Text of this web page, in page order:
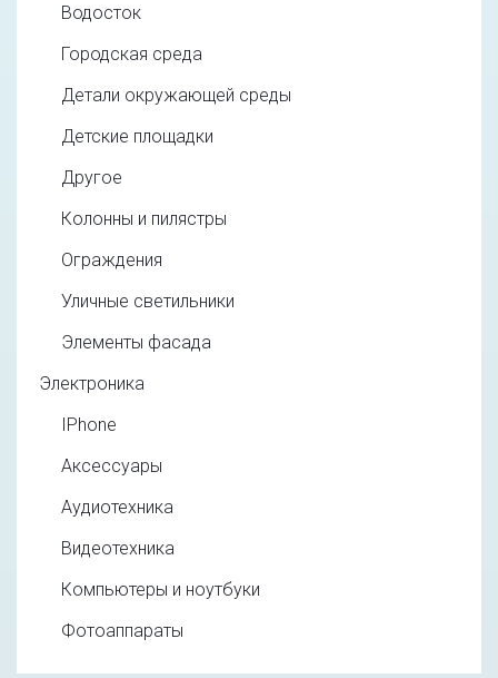
Водосток
Городская среда
Детали окружающей среды
Детские площадки
Другое
Колонны и пилястры
Ограждения
Уличные светильники
Элементы фасада
Электроника
IPhone
Аксессуары
Аудиотехника
Видеотехника
Компьютеры и ноутбуки
Фотоаппараты